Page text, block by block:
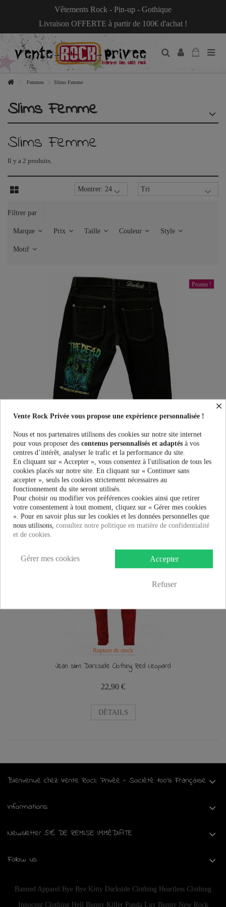
Vêtements Rock - Pin-up - Gothique
Livraison OFFERTE à partir de 100€ d'achat !
Femmes Slims Femme
Slims Femme
Slims Femme
Il y a 2 produits.
Filtrer par
Marque Prix Taille Couleur Style
Motif
Promo !
Jeans Slim Darkside The Dead
33,21 €36,90 €
AJOUTER AU PANIER
Rupture de stock
Jean slim Darkside Clothing Red Leopard
22,90 €
DÉTAILS
Bienvenue chez Vente Rock Privée - Société 100% Française
Informations
Newsletter 5€ DE REMISE IMMÉDIATE
Follow us
Banned Apparel Bye Bye Kitty Darkside Clothing Heartless Clothing
Innocent Clothing Hell Bunny Killer Panda Luv Bunny New Rock
×
Vente Rock Privée vous propose une expérience personnalisée !
Nous et nos partenaires utilisons des cookies sur notre site internet
pour vous proposer des contenus personnalisés et adaptés à vos
centres d’intérêt, analyser le trafic et la performance du site.
En cliquant sur « Accepter », vous consentez à l'utilisation de tous les
cookies placés sur notre site. En cliquant sur « Continuer sans
accepter », seuls les cookies strictement nécessaires au
fonctionnement du site seront utilisés.
Pour choisir ou modifier vos préférences cookies ainsi que retirer
votre consentement à tout moment, cliquez sur « Gérer mes cookies
». Pour en savoir plus sur les cookies et les données personnelles que
nous utilisons, consultez notre politique en matière de confidentialité
et de cookies.
Accepter
Refuser
Gérer mes cookies